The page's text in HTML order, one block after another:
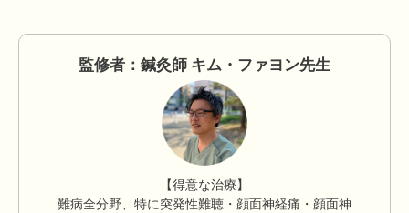
監修者：鍼灸師 キム・ファヨン先生
【得意な治療】
難病全分野、特に突発性難聴・顔面神経痛・顔面神